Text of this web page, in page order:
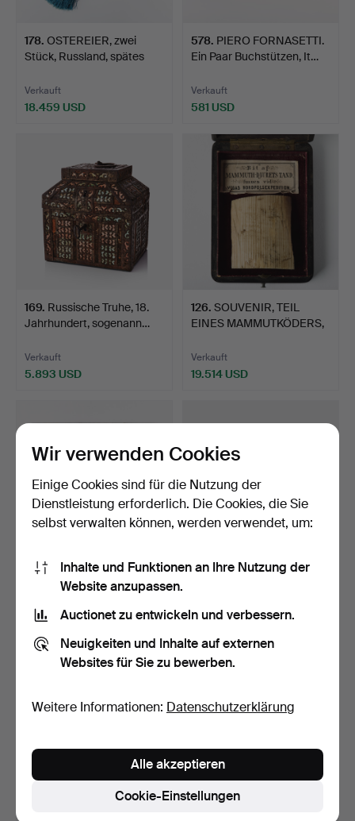
178. OSTEREIER, zwei
Stück, Russland, spätes
Verkauft
18.459 USD
578. PIERO FORNASETTI.
Ein Paar Buchstützen, It…
Verkauft
581 USD
169. Russische Truhe, 18.
Jahrhundert, sogenann…
Verkauft
5.893 USD
126. SOUVENIR, TEIL
EINES MAMMUTKÖDERS,
Verkauft
19.514 USD
190 .
ZWEI
EMAILSCHILDER VON
LOUIS PALANDERS VEG…
Verkauft
1.477 USD
158 GEDENKTAFEL UND
359 USD
Wir verwenden Cookies
Einige Cookies sind für die Nutzung der
Dienstleistung erforderlich. Die Cookies, die Sie
selbst verwalten können, werden verwendet, um:
Inhalte und Funktionen an Ihre Nutzung der
Website anzupassen.
Auctionet zu entwickeln und verbessern.
Neuigkeiten und Inhalte auf externen
Websites für Sie zu bewerben.
Weitere Informationen: Datenschutzerklärung
Cookie-Einstellungen
Alle akzeptieren